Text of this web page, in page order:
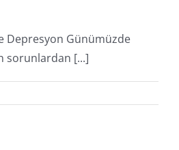
Depresyon Günümüzde
sorunlardan [...]